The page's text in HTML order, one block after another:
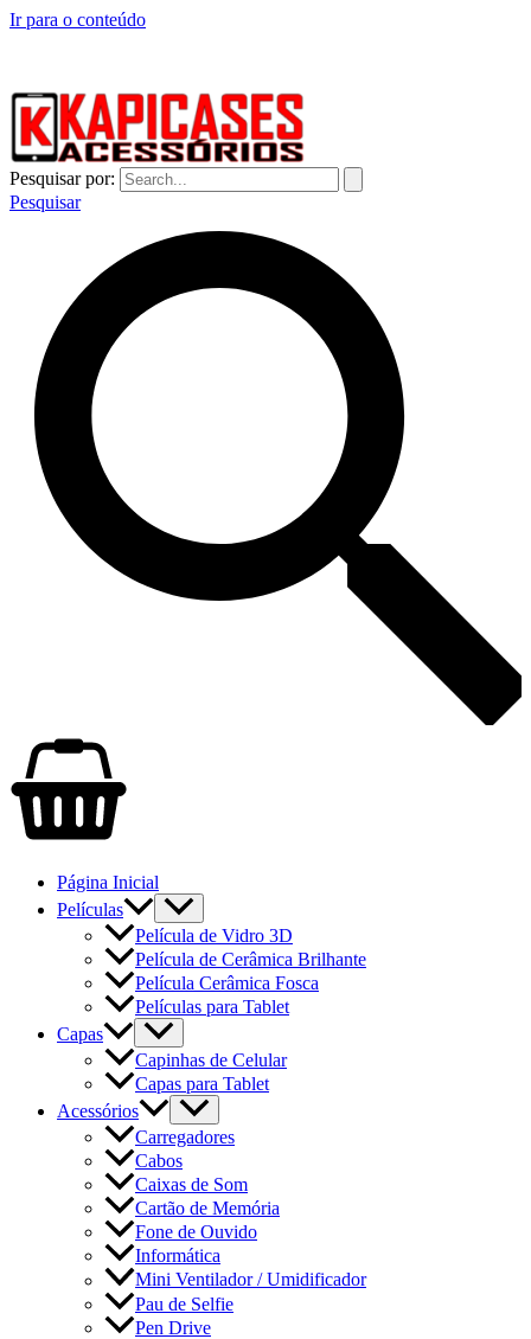
Ir para o conteúdo
Pesquisar por:
Pesquisar
Página Inicial
Películas
Película de Vidro 3D
Película de Cerâmica Brilhante
Película Cerâmica Fosca
Películas para Tablet
Capas
Capinhas de Celular
Capas para Tablet
Acessórios
Carregadores
Cabos
Caixas de Som
Cartão de Memória
Fone de Ouvido
Informática
Mini Ventilador / Umidificador
Pau de Selfie
Pen Drive